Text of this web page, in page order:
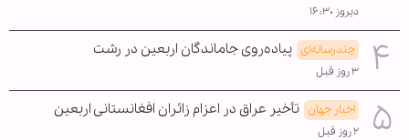
دیروز ۱۶:۳۰
چندرسانه‌ای پیاده‌روی جاماندگان اربعین در رشت
۳ روز قبل
اخبار جهان تأخیر عراق در اعزام زائران افغانستانی اربعین
۲ روز قبل